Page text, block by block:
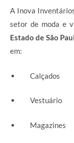
A Inova
setor de moda e
Estado de São
em:
Calçados
Vestuário
Magazines